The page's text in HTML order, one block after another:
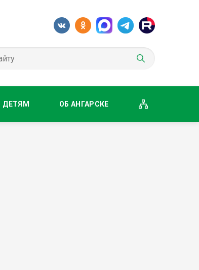
ДЕТЯМ ОБ АНГАРСКЕ